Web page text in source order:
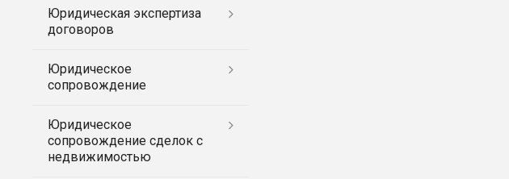
Юридическая экспертиза
договоров
Юридическое
сопровождение
Юридическое
сопровождение сделок с
недвижимостью